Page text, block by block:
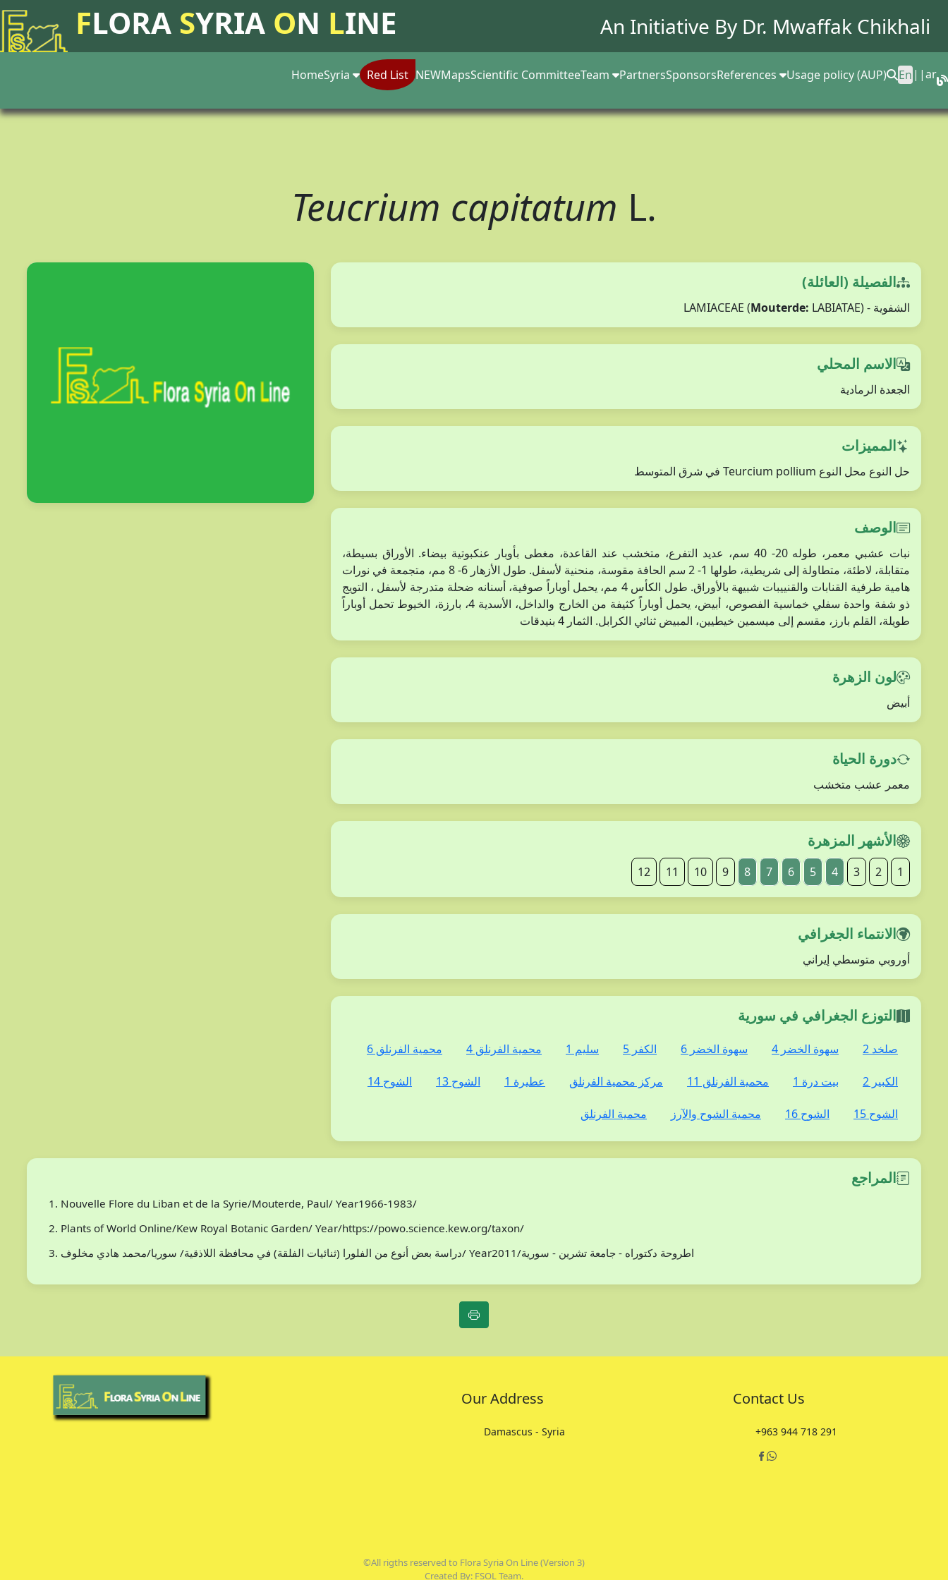
FLORA SYRIA ON LINE An Initiative By Dr. Mwaffak Chikhali
HomeSyria Red List NEWMapsScientific CommitteeTeam PartnersSponsorsReferences Usage policy (AUP) En ||ar
Teucrium capitatum L.
الفصيلة (العائلة)
الشفوية - LAMIACEAE ( Mouterde: LABIATAE)
الاسم المحلي
الجعدة الرمادية
المميزات
حل النوع محل النوع Teurcium pollium في شرق المتوسط
الوصف
نبات عشبي معمر، طوله 20- 40 سم، عديد التفرع، متخشب عند القاعدة، مغطى بأوبار عنكبوتية بيضاء. الأوراق بسيطة،
متقابلة، لاطئة، متطاولة إلى شريطية، طولها 1- 2 سم الحافة مقوسة، منحنية لأسفل. طول الأزهار 6- 8 مم، متجمعة في نورات
هامية طرفية القنابات والقنييبات شبيهة بالأوراق. طول الكأس 4 مم، يحمل أوباراً صوفية، أسنانه ضحلة متدرجة لأسفل ، التويج
ذو شفة واحدة سفلي خماسية الفصوص، أبيض، يحمل أوباراً كثيفة من الخارج والداخل، الأسدية 4، بارزة، الخيوط تحمل أوباراً
طويلة، القلم بارز، مقسم إلى ميسمين خيطيين، المبيض ثنائي الكرابل. الثمار 4 بنيدقات
لون الزهرة
أبيض
دورة الحياة
معمر عشب متخشب
الأشهر المزهرة
1
2
3
4
5
6
7
8
9
10
11
12
الانتماء الجغرافي
أوروبي متوسطي إيراني
التوزع الجغرافي في سورية
صلخد 2 سهوة الخضر 4 سهوة الخضر 6 الكفر 5 سليم 1 محمية الفرنلق 4 محمية الفرنلق 6
الكبير 2 بيت درة 1 محمية الفرنلق 11 مركز محمية الفرنلق عطيرة 1 الشوح 13 الشوح 14
الشوح 15 الشوح 16 محمية الشوح والآرز محمية الفرنلق
المراجع
Nouvelle Flore du Liban et de la Syrie/Mouterde, Paul/ Year1966-1983/
Plants of World Online/Kew Royal Botanic Garden/ Year/https://powo.science.kew.org/taxon/
دراسة بعض أنوع من الفلورا (ثنائيات الفلقة) في محافظة اللاذقية/ سوريا/محمد هادي مخلوف/ Year2011/اطروحة دكتوراه - جامعة تشرين - سورية
Our Address
Damascus - Syria
Contact Us
+963 944 718 291
©All rigths reserved to Flora Syria On Line (Version 3)
Created By: FSOL Team.